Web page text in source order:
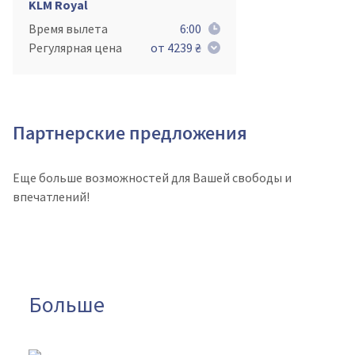
KLM Royal
Время вылета
6:00
Регулярная цена
от 4239 ₴
Партнерские предложения
Еще больше возможностей для Вашей свободы и
впечатлений!
Больше